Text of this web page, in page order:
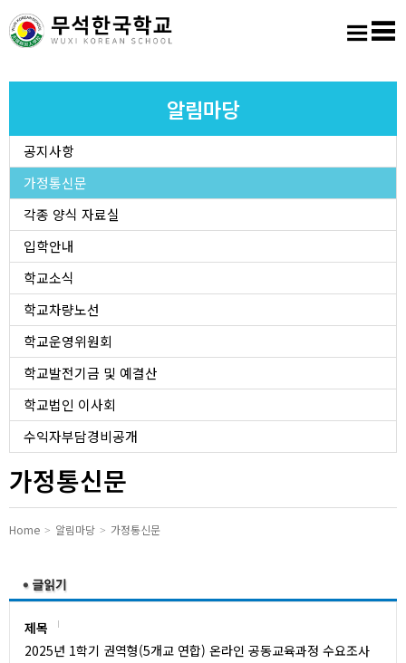
홈로그인회원가입사이트맵
교육마당
알림마당
학생활동
진학진로
학교도서실
유치원
알림마당
공지사항
가정통신문
각종 양식 자료실
입학안내
학교소식
학교차량노선
학교운영위원회
학교발전기금 및 예결산
학교법인 이사회
수익자부담경비공개
가정통신문
Home 알림마당 가정통신문
제목
2025년 1학기 권역형(5개교 연합) 온라인 공동교육과정 수요조사